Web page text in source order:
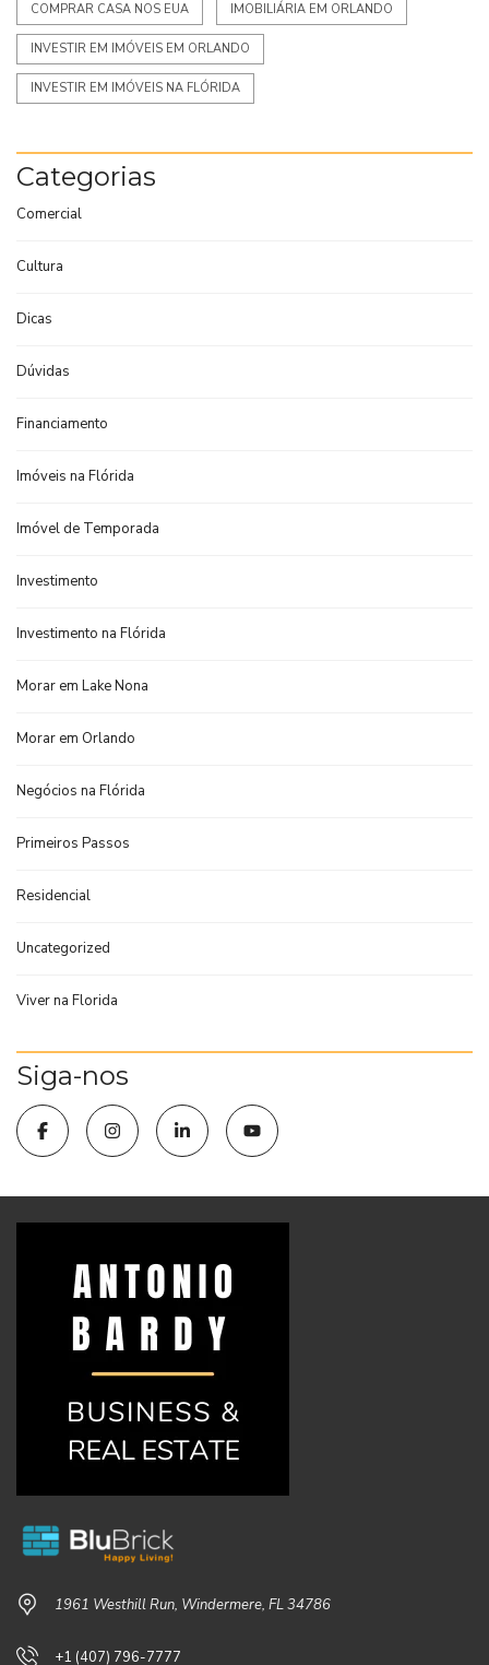
COMPRAR CASA NOS EUA IMOBILIÁRIA EM ORLANDO
INVESTIR EM IMÓVEIS EM ORLANDO
INVESTIR EM IMÓVEIS NA FLÓRIDA
Categorias
Comercial
Cultura
Dicas
Dúvidas
Financiamento
Imóveis na Flórida
Imóvel de Temporada
Investimento
Investimento na Flórida
Morar em Lake Nona
Morar em Orlando
Negócios na Flórida
Primeiros Passos
Residencial
Uncategorized
Viver na Florida
Siga-nos
1961 Westhill Run, Windermere, FL 34786
+1 (407) 796-7777